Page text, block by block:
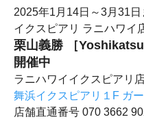
2025年1月14日～3月31日
イクスピアリ ラニハワイ
栗山義勝 ［
開催中
ラニハワイイクスピアリ
舞浜イクスピアリ１F ガ
店舗直通番号 070 3662